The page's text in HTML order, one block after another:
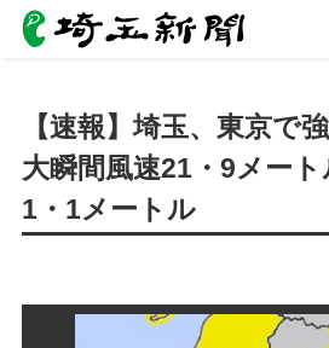
【速報】埼玉、東京
大瞬間風速21・9メー
1・1メートル